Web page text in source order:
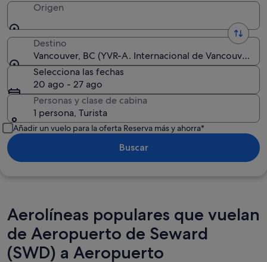
Origen
Destino
Vancouver, BC (YVR-A. Internacional de Vancouver)
Selecciona las fechas
20 ago - 27 ago
Personas y clase de cabina
1 persona, Turista
Añadir un vuelo para la oferta Reserva más y ahorra*
Buscar
Aerolíneas populares que vuelan
de Aeropuerto de Seward
(SWD) a Aeropuerto